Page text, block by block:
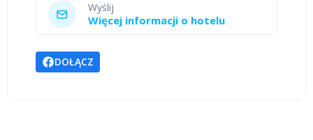
Wyślij
Więcej informacji o hotelu
DOŁĄCZ